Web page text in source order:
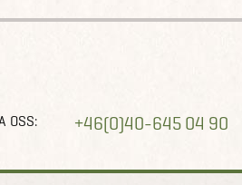
OSS: +46(0)40-645 04 90